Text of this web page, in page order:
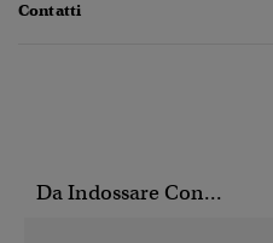
Contatti
Da Indossare Con...